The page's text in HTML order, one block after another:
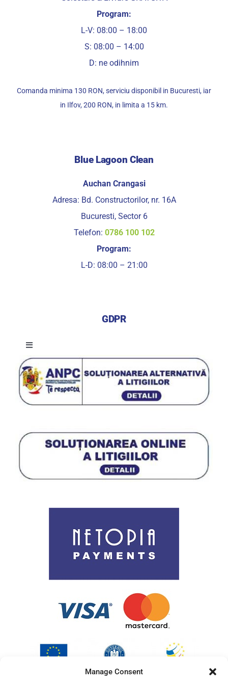
Manage Consent
Program:
L-V: 08:00 – 18:00
S: 08:00 – 14:00
D: ne odihnim
Comanda minima 130 RON, serviciu disponibil in Bucuresti, iar
in Ilfov, 200 RON, in limita a 15 km.
Blue Lagoon Clean
Auchan Crangasi
Adresa: Bd. Constructorilor, nr. 16A
Bucuresti, Sector 6
Telefon: 0786 100 102
Program:
L-D: 08:00 – 21:00
GDPR
Toggle
Navigation
Termeni si conditii de utilizare a serviciilor
Termeni si conditii de utilizare a site-ului
Procedura de utilizare a datelor personale
Politica de utilizare cookies